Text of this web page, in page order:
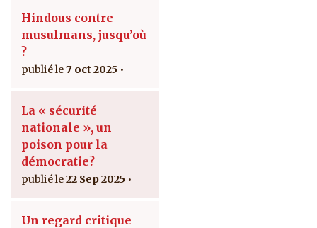
Hindous contre
musulmans, jusqu’où
?
7 oct 2025
La « sécurité
nationale », un
poison pour la
démocratie?
22 Sep 2025
Un regard critique